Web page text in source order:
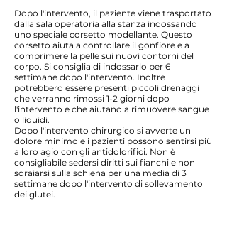
Dopo l'intervento, il paziente viene trasportato
dalla sala operatoria alla stanza indossando
uno speciale corsetto modellante. Questo
corsetto aiuta a controllare il gonfiore e a
comprimere la pelle sui nuovi contorni del
corpo. Si consiglia di indossarlo per 6
settimane dopo l'intervento. Inoltre
potrebbero essere presenti piccoli drenaggi
che verranno rimossi 1-2 giorni dopo
l'intervento e che aiutano a rimuovere sangue
o liquidi.
Dopo l'intervento chirurgico si avverte un
dolore minimo e i pazienti possono sentirsi più
a loro agio con gli antidolorifici. Non è
consigliabile sedersi diritti sui fianchi e non
sdraiarsi sulla schiena per una media di 3
settimane dopo l'intervento di sollevamento
dei glutei.